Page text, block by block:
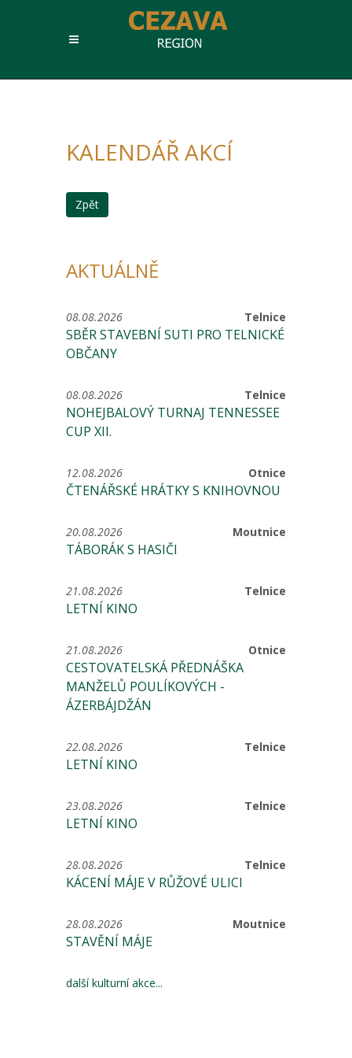
KALENDÁŘ AKCÍ
Zpět
AKTUÁLNĚ
Telnice
08.08.2026
SBĚR STAVEBNÍ SUTI PRO TELNICKÉ
OBČANY
Telnice
08.08.2026
NOHEJBALOVÝ TURNAJ TENNESSEE
CUP XII.
Otnice
12.08.2026
ČTENÁŘSKÉ HRÁTKY S KNIHOVNOU
Moutnice
20.08.2026
TÁBORÁK S HASIČI
Telnice
21.08.2026
LETNÍ KINO
Otnice
21.08.2026
CESTOVATELSKÁ PŘEDNÁŠKA
MANŽELŮ POULÍKOVÝCH -
ÁZERBÁJDŽÁN
Telnice
22.08.2026
LETNÍ KINO
Telnice
23.08.2026
LETNÍ KINO
Telnice
28.08.2026
KÁCENÍ MÁJE V RŮŽOVÉ ULICI
Moutnice
28.08.2026
STAVĚNÍ MÁJE
další kulturní akce...